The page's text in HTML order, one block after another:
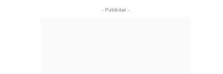
- Publicitat -